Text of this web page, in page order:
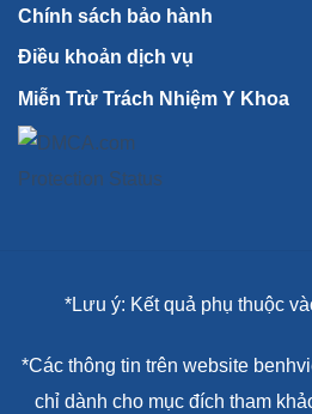
Chính sách bảo hành
Điều khoản dịch vụ
Miễn Trừ Trách Nhiệm Y Khoa
*Lưu ý: Kết quả phụ thuộc
*Các thông tin trên website
chỉ dành cho mục đích tham